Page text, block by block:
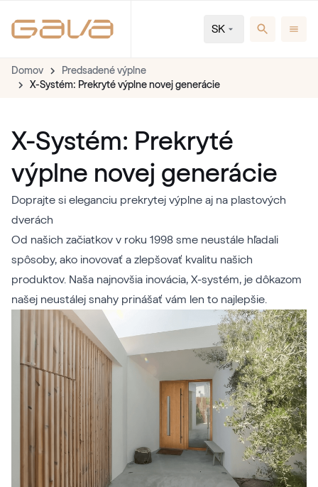
SK
Domov
Predsadené výplne
X-Systém: Prekryté výplne novej generácie
X-Systém: Prekryté
výplne novej generácie
Doprajte si eleganciu prekrytej výplne aj na plastových
dverách
Od našich začiatkov v roku 1998 sme neustále hľadali
spôsoby, ako inovovať a zlepšovať kvalitu našich
produktov. Naša najnovšia inovácia, X-systém, je dôkazom
našej neustálej snahy prinášať vám len to najlepšie.